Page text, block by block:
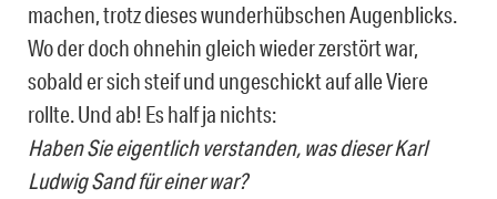
machen, trotz dieses wunderhübschen Augenblicks.
Wo der doch ohnehin gleich wieder zerstört war,
sobald er sich steif und ungeschickt auf alle Viere
rollte. Und ab! Es half ja nichts:
Haben Sie eigentlich verstanden, was dieser Karl
Ludwig Sand für einer war?